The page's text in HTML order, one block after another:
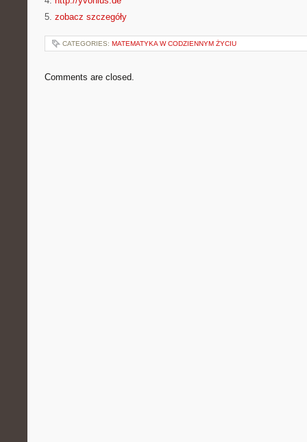
5. zobacz szczegóły
CATEGORIES: MATEMATYKA W CODZIENNYM ŻYCIU
Comments are closed.